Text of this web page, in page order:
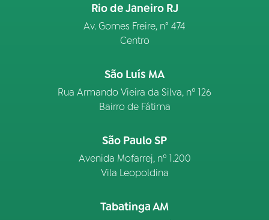
Rio de Janeiro RJ
Av. Gomes Freire, n° 474
Centro
São Luís MA
Rua Armando Vieira da Silva, nº 126
Bairro de Fátima
São Paulo SP
Avenida Mofarrej, nº 1.200
Vila Leopoldina
Tabatinga AM